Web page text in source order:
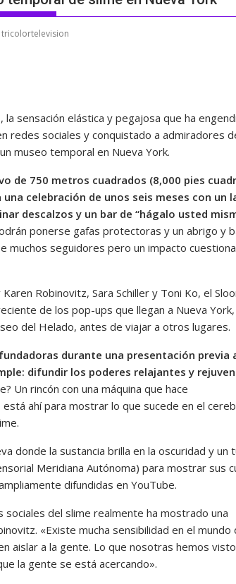
tricolortelevision
la sensación elástica y pegajosa que ha
redes sociales y conquistado a admiradores
museo temporal en Nueva York.
de 750 metros cuadrados (8,000 pies
una celebración de unos seis meses con un
descalzos y un bar de “hágalo usted
ponerse gafas protectoras y un abrigo y
muchos seguidores pero un impacto
Robinovitz, Sara Schiller y Toni Ko, el
de los pop-ups que llegan a Nueva
del Helado, antes de viajar a otros lugares.
durante una presentación previa
difundir los poderes relajantes y
Un rincón con una máquina que hace
ahí para mostrar lo que sucede en el
donde la sustancia brilla en la oscuridad y un
Meridiana Autónoma) para mostrar sus
difundidas en YouTube.
sociales del slime realmente ha mostrado una
«Existe mucha sensibilidad en el mundo
aislar a la gente. Lo que nosotras hemos
la gente se está acercando».